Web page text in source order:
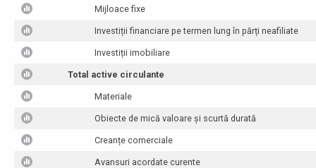
Mijloace fixe
Investiții financiare pe termen lung în părți neafiliate
Investiții imobiliare
Total active circulante
Materiale
Obiecte de mică valoare și scurtă durată
Creanțe comerciale
Avansuri acordate curente